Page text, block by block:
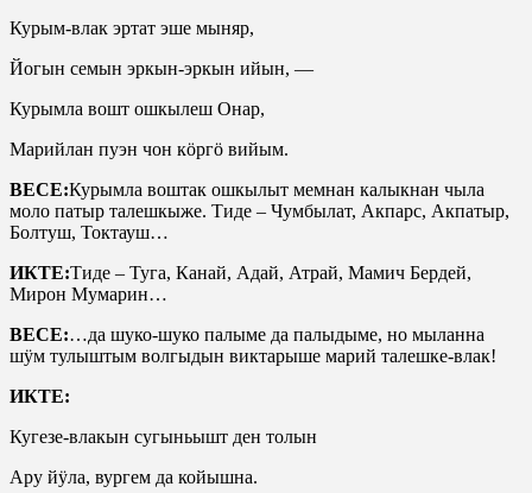
Курым-влак эртат эше мыняр,
Йогын семын эркын-эркын ийын, —
Курымла вошт ошкылеш Онар,
Марийлан пуэн чон кӧргӧ вийым.
ВЕСЕ:Курымла воштак ошкылыт мемнан калыкнан чыла
моло патыр талешкыже. Тиде – Чумбылат, Акпарс, Акпатыр,
Болтуш, Токтауш…
ИКТЕ:Тиде – Туга, Канай, Адай, Атрай, Мамич Бердей,
Мирон Мумарин…
ВЕСЕ:…да шуко-шуко палыме да палыдыме, но мыланна
шӱм тулыштым волгыдын виктарыше марий талешке-влак!
ИКТЕ:
Кугезе-влакын сугыньышт ден толын
Ару йӱла, вургем да койышна.